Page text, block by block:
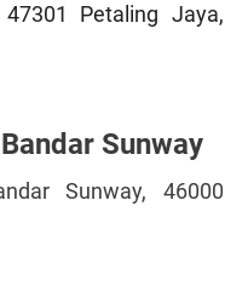
Petaling Jaya,
Sunway
Sunway, 46000